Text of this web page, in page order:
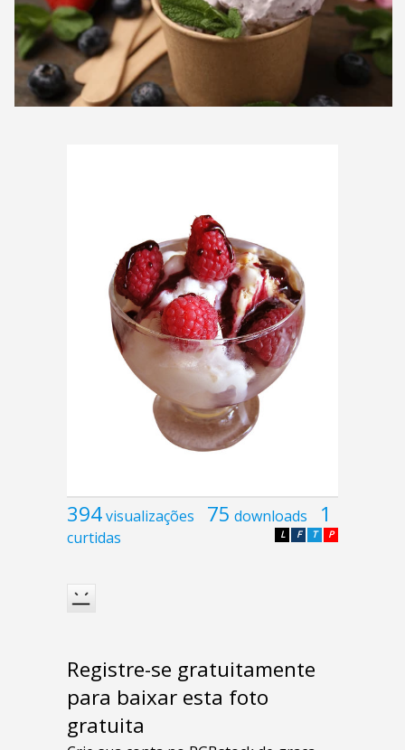
394visualizações 75 downloads 1
curtidas P
T
F
L
Registre-se gratuitamente
para baixar esta foto
gratuita